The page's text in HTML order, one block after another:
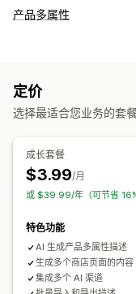
产品多属性
导入和导出
定价
选择最适合您业务的套餐
成长套餐
$3.99/月
或 $39.99/年（可节省 16%
特色功能
AI 生成产品多属性描述
生成多个商店页面的内容
集成多个 AI 渠道